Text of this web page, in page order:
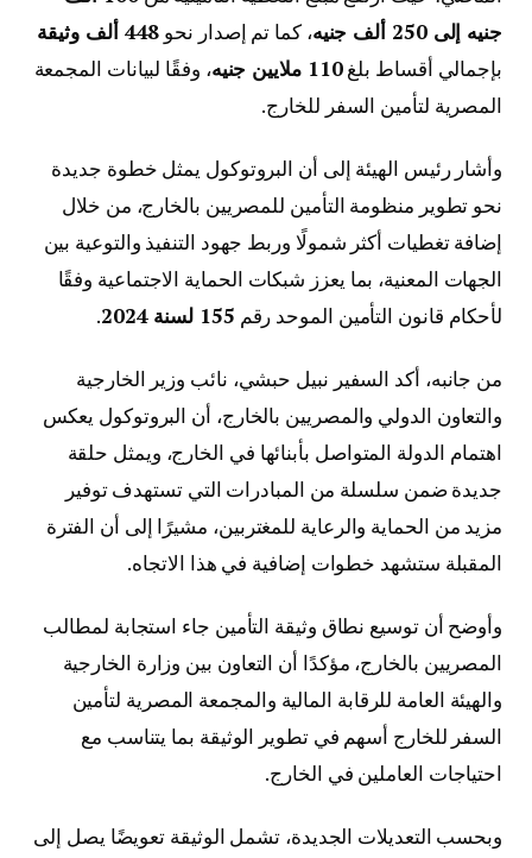
جنيه إلى 250 ألف جنيه
، كما تم إصدار نحو 448 ألف وثيقة
بإجمالي أقساط بلغ110 ملايين جنيه
، وفقًا لبيانات المجمعة
المصرية لتأمين السفر للخارج.
وأشار رئيس الهيئة إلى أن البروتوكول يمثل خطوة جديدة
نحو تطوير منظومة التأمين للمصريين بالخارج، من خلال
إضافة تغطيات أكثر شمولًا وربط جهود التنفيذ والتوعية بين
الجهات المعنية، بما يعزز شبكات الحماية الاجتماعية وفقًا
لأحكام قانون التأمين الموحد رقم 155 لسنة 2024 .
من جانبه، أكد السفير نبيل حبشي، نائب وزير الخارجية
والتعاون الدولي والمصريين بالخارج، أن البروتوكول يعكس
اهتمام الدولة المتواصل بأبنائها في الخارج، ويمثل حلقة
جديدة ضمن سلسلة من المبادرات التي تستهدف توفير
مزيد من الحماية والرعاية للمغتربين، مشيرًا إلى أن الفترة
المقبلة ستشهد خطوات إضافية في هذا الاتجاه.
وأوضح أن توسيع نطاق وثيقة التأمين جاء استجابة لمطالب
المصريين بالخارج، مؤكدًا أن التعاون بين وزارة الخارجية
والهيئة العامة للرقابة المالية والمجمعة المصرية لتأمين
السفر للخارج أسهم في تطوير الوثيقة بما يتناسب مع
احتياجات العاملين في الخارج.
وبحسب التعديلات الجديدة، تشمل الوثيقة تعويضًا يصل إلى